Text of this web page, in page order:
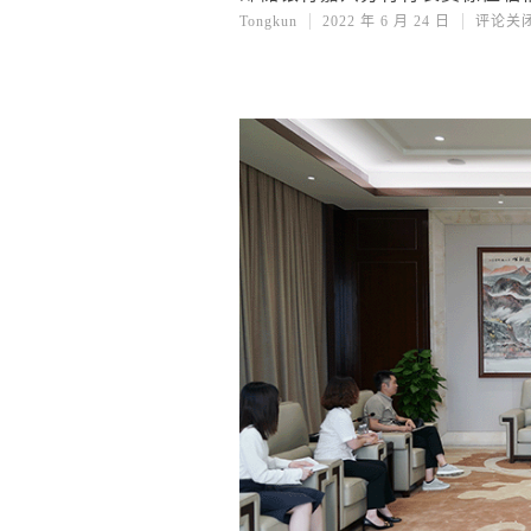
Tongkun 2022 年 6 月 24 日 评论关